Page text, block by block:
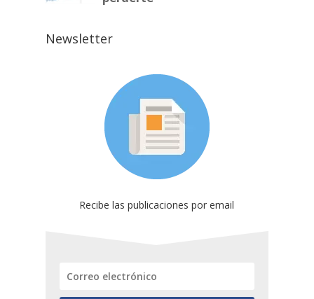
Newsletter
Recibe las publicaciones por email